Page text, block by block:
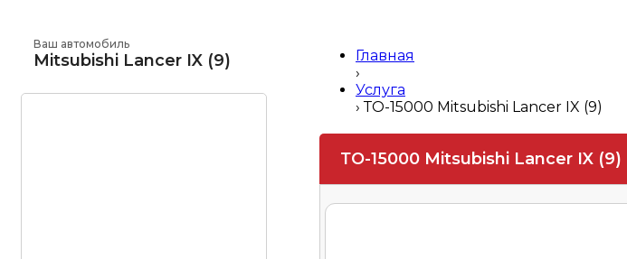
Ваш автомобиль
Mitsubishi Lancer IX (9)
Главная
›
Услуга
›ТО-15000 Mitsubishi Lancer IX (9)
ТО-15000 Mitsubishi Lancer IX (9)